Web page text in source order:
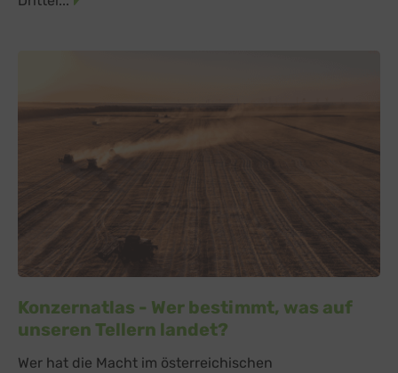
Konzernatlas - Wer bestimmt, was auf
unseren Tellern landet?
Wer hat die Macht im österreichischen